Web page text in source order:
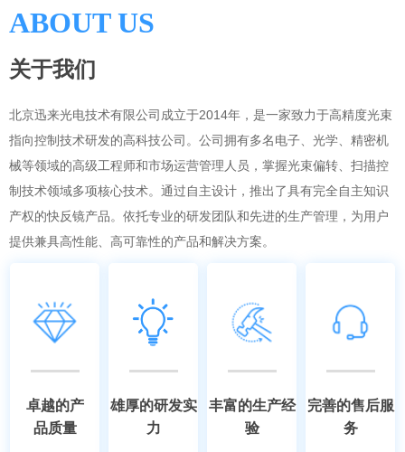
ABOUT US
关于我们
北京迅来光电技术有限公司成立于2014年，是一家致力于高精度光束
指向控制技术研发的高科技公司。公司拥有多名电子、光学、精密机
械等领域的高级工程师和市场运营管理人员，掌握光束偏转、扫描控
制技术领域多项核心技术。通过自主设计，推出了具有完全自主知识
产权的快反镜产品。依托专业的研发团队和先进的生产管理，为用户
提供兼具高性能、高可靠性的产品和解决方案。
卓越的产
品质量
雄厚的研发实
力
丰富的生产经
验
完善的售后服
务